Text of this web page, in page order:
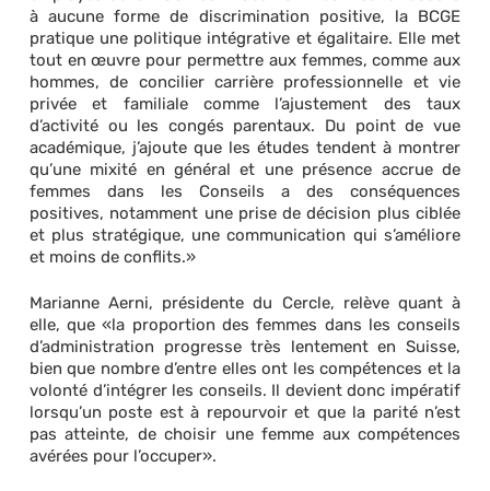
à aucune forme de discrimination positive, la BCGE
pratique une politique intégrative et égalitaire. Elle met
tout en œuvre pour permettre aux femmes, comme aux
hommes, de concilier carrière professionnelle et vie
privée et familiale comme l’ajustement des taux
d’activité ou les congés parentaux. Du point de vue
académique, j’ajoute que les études tendent à montrer
qu’une mixité en général et une présence accrue de
femmes dans les Conseils a des conséquences
positives, notamment une prise de décision plus ciblée
et plus stratégique, une communication qui s’améliore
et moins de conflits.»
Marianne Aerni, présidente du Cercle, relève quant à
elle, que «la proportion des femmes dans les conseils
d’administration progresse très lentement en Suisse,
bien que nombre d’entre elles ont les compétences et la
volonté d’intégrer les conseils. Il devient donc impératif
lorsqu’un poste est à repourvoir et que la parité n’est
pas atteinte, de choisir une femme aux compétences
avérées pour l’occuper».